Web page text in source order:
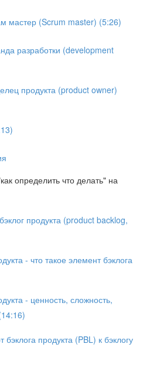
мастер (Scrum master) (5:26)
разработки (development
продукта (product owner)
определить что делать" на
продукта (product backlog,
- что такое элемент бэклога
- ценность, сложность,
продукта (PBL) к бэклогу